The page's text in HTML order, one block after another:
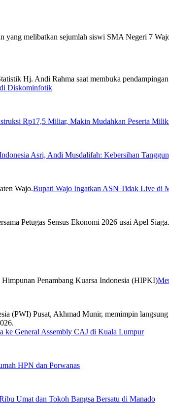
melibatkan sejumlah siswi SMA Negeri 7
Diskominfotik
Rp17,5 Miliar, Makin Mudahkan Peserta
Asri, Andi Musdalifah: Kebersihan
Bupati Wajo Ingatkan ASN Tidak Live di
ke General Assembly CAJ di Kuala Lumpur
HPN dan Porwanas
Umat dan Tokoh Bangsa Bersatu di Manado